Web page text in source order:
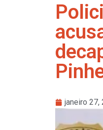
janeiro 27,